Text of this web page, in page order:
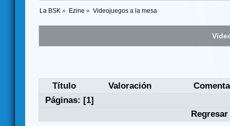
La BSK » Ezine » Videojuegos a la mesa
Título Valoración
Páginas: [1]